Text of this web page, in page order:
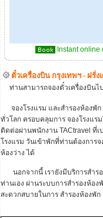
Instant online
ตั๋วเครื่องบิน กรุงเทพฯ - ฝรั่ง
ท่านสามารถจองตั๋วเครื่องบินไป
จองโรงแรม และสำรองห้องพัก
ทั่วโลก ครอบคลุมการ จองโรงแร
ติดต่อผ่านพนักงาน TACtravel ที่เ
โรงแรม วันเข้าพักที่ท่านต้องการ
ห้องว่าง ได้
นอกจากนี้ เรายังมีบริการสำรอ
ท่านเอง ผ่านระบบการสำรองห้อ
สะดวกสบายในการ สำรองห้องพัก